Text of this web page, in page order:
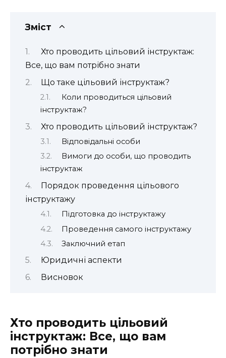
Зміст
Хто проводить цільовий інструктаж:
Все, що вам потрібно знати
Що таке цільовий інструктаж?
Коли проводиться цільовий
інструктаж?
Хто проводить цільовий інструктаж?
Відповідальні особи
Вимоги до особи, що проводить
інструктаж
Порядок проведення цільового
інструктажу
Підготовка до інструктажу
Проведення самого інструктажу
Заключний етап
Юридичні аспекти
Висновок
Хто проводить цільовий
інструктаж: Все, що вам
потрібно знати